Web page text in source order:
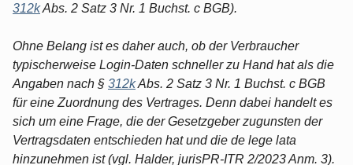
312kAbs. 2 Satz 3 Nr. 1 Buchst. c BGB).
Ohne Belang ist es daher auch, ob der Verbraucher
typischerweise Login-Daten schneller zu Hand hat als die
Angaben nach § 312kAbs. 2 Satz 3 Nr. 1 Buchst. c BGB
für eine Zuordnung des Vertrages. Denn dabei handelt es
sich um eine Frage, die der Gesetzgeber zugunsten der
Vertragsdaten entschieden hat und die de lege lata
hinzunehmen ist (vgl. Halder, jurisPR-ITR 2/2023 Anm. 3).